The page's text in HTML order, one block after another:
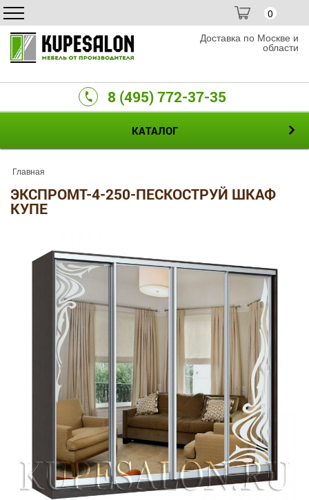
0
Доставка по Москве и
области
8 (495) 772-37-35
КАТАЛОГ
Главная
ЭКСПРОМТ-4-250-ПЕСКОСТРУЙ ШКАФ
КУПЕ